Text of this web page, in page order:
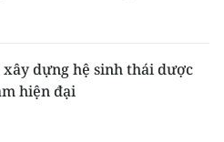
xây dựng hệ sinh thái dược
hiện đại